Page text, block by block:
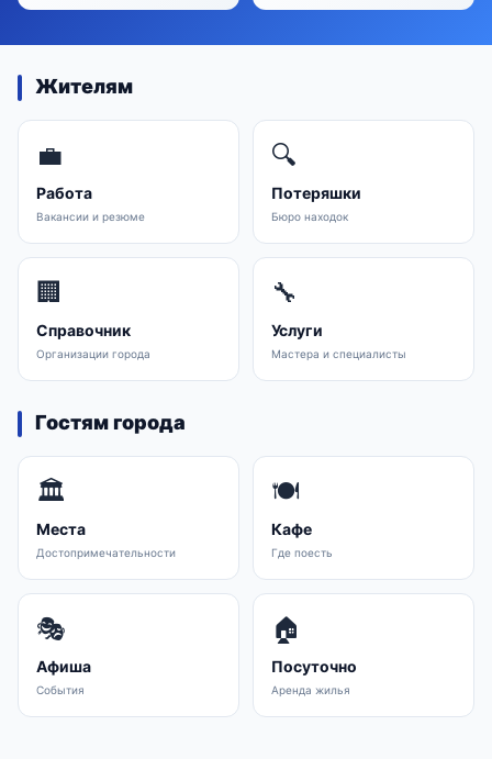
Жителям
💼
Работа
Вакансии и резюме
🔍
Потеряшки
Бюро находок
🏢
Справочник
Организации города
🔧
Услуги
Мастера и специалисты
Гостям города
🏛️
Места
Достопримечательности
🍽️
Кафе
Где поесть
🎭
Афиша
События
🏠
Посуточно
Аренда жилья